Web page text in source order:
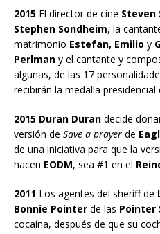
2015 El director de cine Steven
Stephen Sondheim, la
matrimonio Estefan, Emilio y
Perlman y el cantante y
algunas, de las 17
recibirán la medalla presidencial
2015 Duran Duran decide
versión de Save a prayer de
de una iniciativa para que la
hacen EODM, sea #1 en el
2011 Los agentes del sheriff de
Bonnie Pointer de las Pointer
cocaína, después de que su